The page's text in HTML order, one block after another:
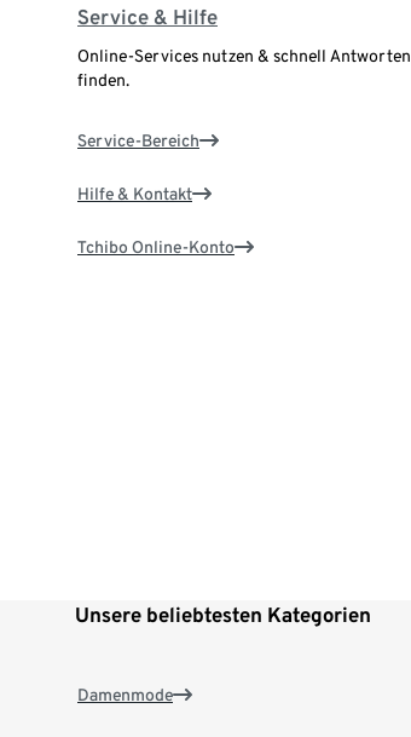
Service & Hilfe
Online-Services nutzen & schnell Antworten
finden.
Service-Bereich
Hilfe & Kontakt
Tchibo Online-Konto
Unsere beliebtesten Kategorien
Damenmode